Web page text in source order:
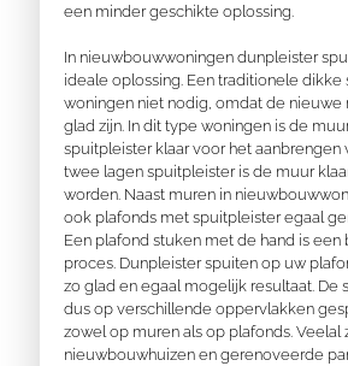
een minder geschikte oplossing.
In nieuwbouwwoningen dunpleister
ideale oplossing. Een traditionele dikke
woningen niet nodig, omdat de nieuwe
glad zijn. In dit type woningen is de
spuitpleister klaar voor het aanbrengen
twee lagen spuitpleister is de muur
worden. Naast muren in
ook plafonds met spuitpleister egaal
Een plafond stuken met de hand is
proces. Dunpleister spuiten op uw
zo glad en egaal mogelijk resultaat. De
dus op verschillende oppervlakken
zowel op muren als op plafonds. Veelal
nieuwbouwhuizen en gerenoveerde